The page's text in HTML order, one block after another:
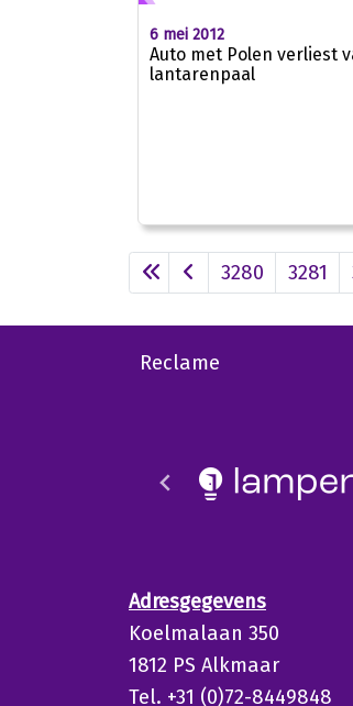
6 mei 2012
Auto met Polen verliest
lantarenpaal
3280 3281
Reclame
Adresgegevens
Koelmalaan 350
1812 PS Alkmaar
Tel. +31 (0)72-8449848